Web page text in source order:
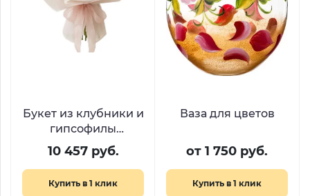
Букет из клубники и
гипсофилы
«Поцелуй лета»
10 457 руб.
Купить в 1 клик
Ваза для цветов
от 1 750 руб.
Купить в 1 клик